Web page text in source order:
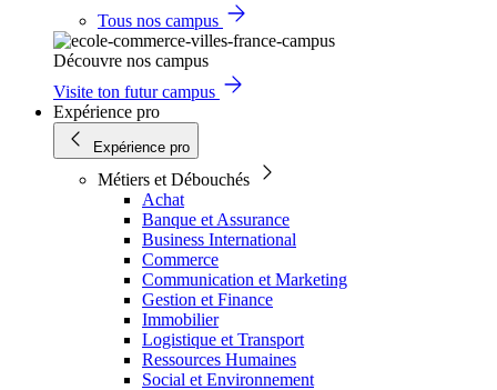
Tous nos campus
Découvre nos campus
Visite ton futur campus
Expérience pro
Expérience pro
Métiers et Débouchés
Achat
Banque et Assurance
Business International
Commerce
Communication et Marketing
Gestion et Finance
Immobilier
Logistique et Transport
Ressources Humaines
Social et Environnement